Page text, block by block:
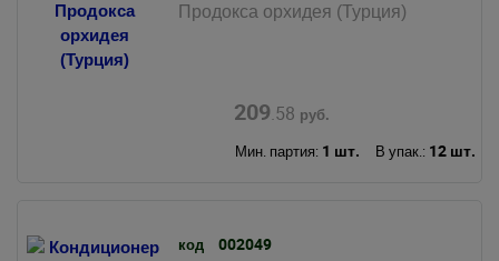
Продокса орхидея (Турция)
209.58 руб.
Мин. партия: 1 шт. В упак.: 12 шт.
код 002049